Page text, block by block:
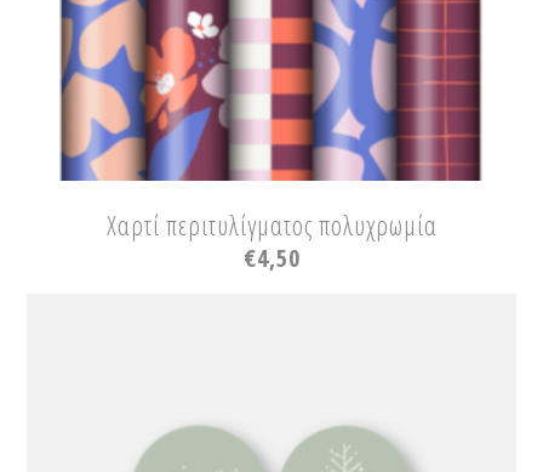
Χαρτί περιτυλίγματος πολυχρωμία
€4,50